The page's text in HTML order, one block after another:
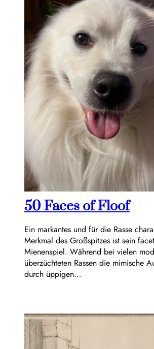
50 Faces of Floof
Ein markantes und für die Rasse
Merkmal des Großspitzes ist sein
Mienenspiel. Während bei vielen
überzüchteten Rassen die mimische
durch üppigen…